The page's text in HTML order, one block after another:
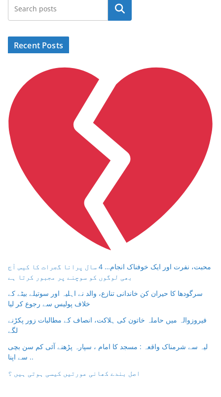
Search
Recent Posts
محبت، نفرت اور ایک خوفناک انجام… 4 سال پرانا گجرات کا کیس آج
بھی لوگوں کو سوچنے پر مجبور کرتا ہے
سرگودھا کا حیران کن خاندانی تنازع، والد نے اہلیہ اور سوتیلے بیٹے کے
خلاف پولیس سے رجوع کر لیا
فیروزوالہ میں حاملہ خاتون کی ہلاکت، انصاف کے مطالبات زور پکڑنے
لگے
لیہ سے شرمناک واقعہ : مسجد کا امام ، سپارہ پڑھنے آئی کم سن بچی
سے اپنا ..
اصل بندے کھانی عورتیں کیسی ہوتی ہیں ؟